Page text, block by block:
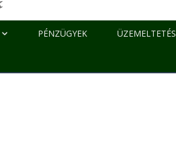
PÉNZÜGYEK ÜZEMELTETÉS